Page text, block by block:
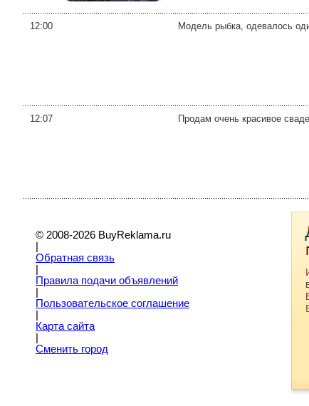
12:00 Модель рыбка, одевалось
12:07 Продам очень красивое
© 2008-2026 BuyReklama.ru
Обратная связь
Правила подачи объявлений
Пoльзовательское соглашение
Карта сайта
Сменить город